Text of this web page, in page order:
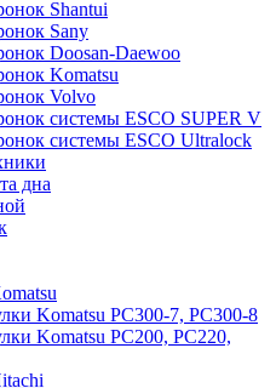
Shantui
Sany
Doosan-Daewoo
Komatsu
Volvo
системы ESCO SUPER V
системы ESCO Ultralock
дна
Komatsu PC300-7, PC300-8
Komatsu PC200, PC220,